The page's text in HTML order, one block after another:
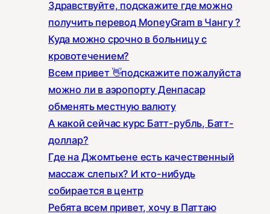
Здравствуйте, подскажите где можно
получить перевод MoneyGram в Чангу ?
Куда можно срочно в больницу с
кровотечением?
Всем привет 👋подскажите пожалуйста
можно ли в аэропорту Денпасар
обменять местную валюту
А какой сейчас курс Батт-рубль, Батт-
доллар?
Где на Джомтьене есть качественный
массаж слепых? И кто-нибудь
собирается в центр
Ребята всем привет, хочу в Паттаю